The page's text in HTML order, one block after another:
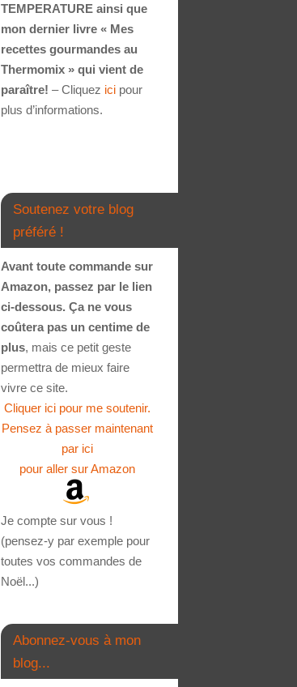
TEMPERATURE ainsi que
mon dernier livre « Mes
recettes gourmandes au
Thermomix » qui vient de
paraître! – Cliquez ici pour
plus d’informations.
Soutenez votre blog
préféré !
Avant toute commande sur
Amazon, passez par le lien
ci-dessous. Ça ne vous
coûtera pas un centime de
plus, mais ce petit geste
permettra de mieux faire
vivre ce site.
Cliquer ici pour me soutenir.
Pensez à passer maintenant
par ici
pour aller sur Amazon
Je compte sur vous !
(pensez-y par exemple pour
toutes vos commandes de
Noël...)
Abonnez-vous à mon
blog...